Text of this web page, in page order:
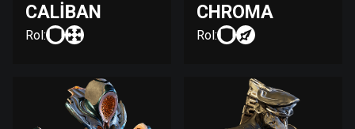
CALIBAN
Rol:
CHROMA
Rol: